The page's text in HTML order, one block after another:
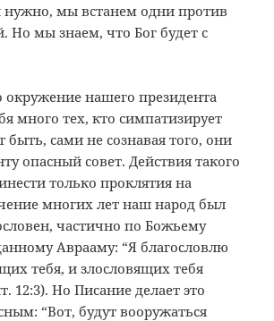
нужно, мы встанем одни против
Но мы знаем, что Бог будет с
нашего президента
много тех, кто симпатизирует
сами не сознавая того, они
опасный совет. Действия такого
только проклятия на
многих лет наш народ был
частично по Божьему
Аврааму: “Я благословлю
тебя, и злословящих тебя
12:3). Но Писание делает это
“Вот, будут вооружаться